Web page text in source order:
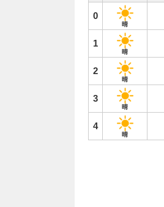
0
晴
1
晴
2
晴
3
晴
4
晴